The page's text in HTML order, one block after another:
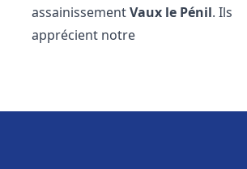
assainissementVaux le Pénil. Ils
apprécient notre